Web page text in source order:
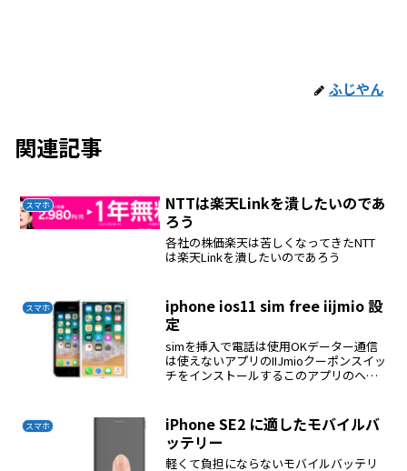
ふじやん
関連記事
スマホ
NTTは楽天Linkを潰したいのであ
ろう
各社の株価楽天は苦しくなってきたNTT
は楽天Linkを潰したいのであろう
スマホ
iphone ios11 sim free iijmio 設
定
simを挿入で電話は使用OKデーター通信
は使えないアプリのIIJmioクーポンスイッ
チをインストールするこのアプリのヘル
ればデーター通信が出来るようになる
スマホ
iPhone SE2 に適したモバイルバ
ッテリー
軽くて負担にならないモバイルバッテリ